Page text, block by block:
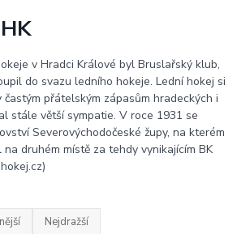
v Hradci Králové byl Bruslařský klub,
do svazu ledního hokeje. Lední hokej si
přátelským zápasům hradeckých i
stále větší sympatie. V roce 1931 se
Severovýchodočeské župy, na kterém
druhém místě za tehdy vynikajícím BK
Nejdražší